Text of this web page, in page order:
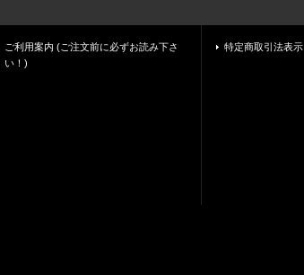
ご利用案内 (ご注文前に必ずお読み下さ
い！)
特定商取引法表示